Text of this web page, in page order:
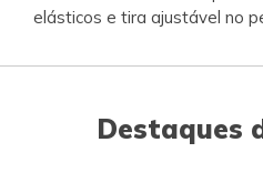
elásticos e tira ajustável no
Destaques